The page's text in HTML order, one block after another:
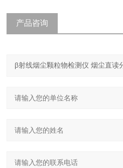
产品咨询